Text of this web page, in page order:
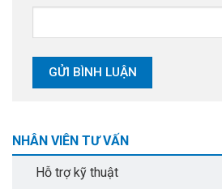
NHÂN VIÊN TƯ VẤN
Hỗ trợ kỹ thuật